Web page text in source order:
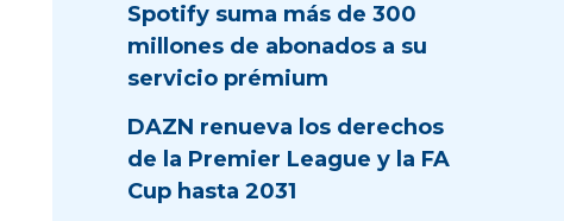
Spotify suma más de 300
millones de abonados a su
servicio prémium
DAZN renueva los derechos
de la Premier League y la FA
Cup hasta 2031